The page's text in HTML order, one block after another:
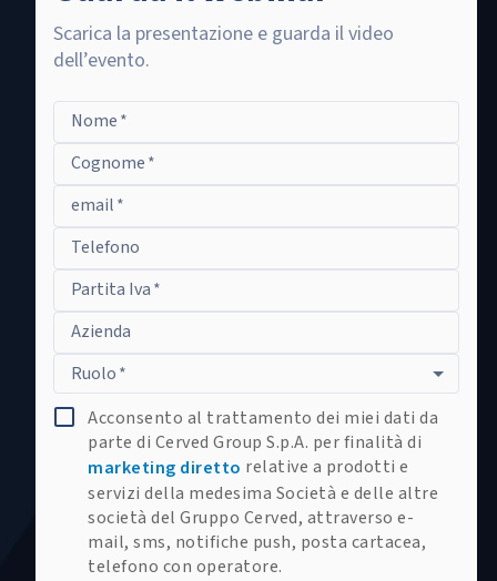
Scarica la presentazione e guarda il video
dell’evento.
Nome*
Cognome*
email*
Telefono
Partita Iva*
Azienda
Ruolo*
Acconsento al trattamento dei miei dati da
parte di Cerved Group S.p.A. per finalità di
marketing diretto relative a prodotti e
servizi della medesima Società e delle altre
società del Gruppo Cerved, attraverso e-
mail, sms, notifiche push, posta cartacea,
telefono con operatore.